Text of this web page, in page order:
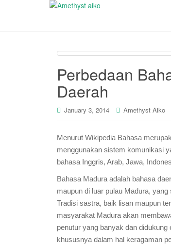
Perbedaan
Daerah
January 3, 2014 Amethyst Aiko
Menurut Wikipedia Bahasa
menggunakan sistem komunikasi
bahasa Inggris, Arab, Jawa,
Bahasa Madura adalah bahasa
maupun di luar pulau Madura,
Tradisi sastra, baik lisan maupun
masyarakat Madura akan
penutur yang banyak dan
khususnya dalam hal keragaman